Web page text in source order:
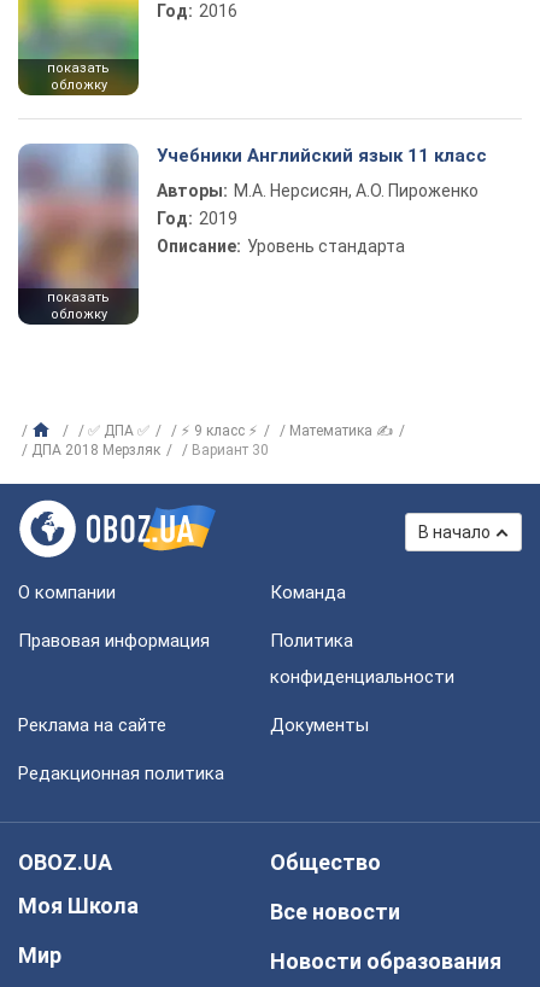
показать
обложку
Год: 2016
показать
обложку
Учебники Английский язык 11 класс
Авторы: М.А. Нерсисян, А.О. Пироженко
Год: 2019
Описание: Уровень стандарта
✅ ДПА ✅ ⚡ 9 класс ⚡
Математика ✍
ДПА 2018 Мерзляк
Вариант 30
В начало
О компании Команда
Правовая информация
Политика
конфиденциальности
Реклама на сайте Документы
Редакционная политика
OBOZ.UA
Моя Школа
Мир
Общество
Все новости
Новости образования